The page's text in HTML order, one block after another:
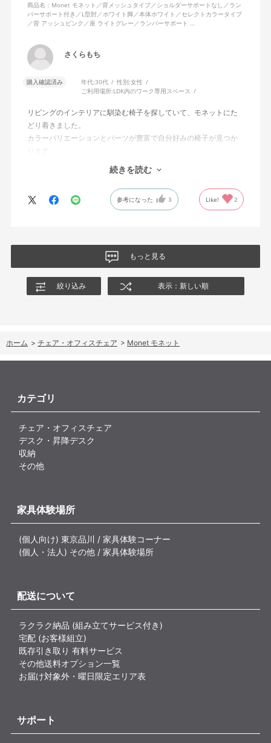
商品名：Monet モネット／背メッシュタイプ／ショルダーサポートなし／ラン
バーサポート付き／L型肘／ホワイト脚／本体ホワイト／セレクトカラータイプ
／背 アッシュピンク／座 ライトグレー／ランバーサポート …
さくらもち
購入確認済み 年代:30代 性別:女性
ご利用場所:LDK内のワーク専用スペース
リビングのインテリアに馴染む椅子を探していて、モネットにた
どり着きました。
カラーバリエーションとパーツが豊富で自分好みの椅子が見つか
オフィスチェアにしては比較的コンパクトで家に置くのに最適で
した、座り心地も良く大変気に入っています。
今回どうしても欲しい色の組み合わせがあったので固定肘の物を
購入しましたが、欲を言えば稼働肘バージョンもバイカラーなど
続きを読む
参考になった 3 Like! 2
もっと見る
絞り込み 表示：新しい順
ホーム > チェア・オフィスチェア > Monet モネット
カテゴリ
チェア・オフィスチェア
デスク・昇降デスク
収納
その他
家具体験場所
(個人向け) 東京品川 / 家具体験コーナー
(個人・法人) その他 / 家具体験場所
配送について
ラクラク納品 (組み立てサービス付き)
宅配 (お客様組立)
既存引き取り 有料サービス
その他送料オプション一覧
お届け対象外・曜日限定エリア表
サポート